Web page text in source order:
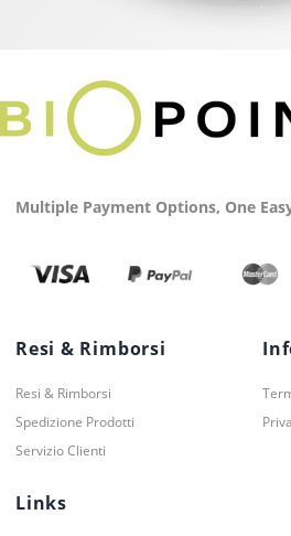
Multiple Payment Options, One
Resi & Rimborsi
Resi & Rimborsi
Spedizione Prodotti
Servizio Clienti
Links